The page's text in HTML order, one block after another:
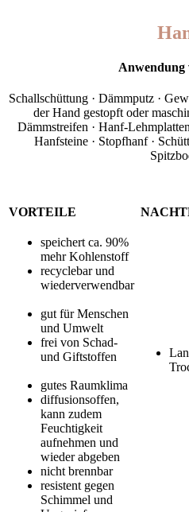
Anwendung
Schallschüttung · Dämmputz ·
der Hand gestopft oder
Dämmstreifen · Hanf-
Hanfsteine · Stopfhanf ·
VORTEILE
speichert ca. 90%
mehr Kohlenstoff
recyclebar und
wiederverwendbar
gut für Menschen
und Umwelt
frei von Schad-
und Giftstoffen
gutes Raumklima
diffusionsoffen,
kann zudem
Feuchtigkeit
aufnehmen und
wieder abgeben
nicht brennbar
resistent gegen
Schimmel und